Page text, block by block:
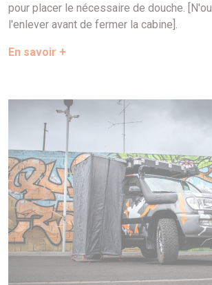
pour placer le nécessaire de douche.
l'enlever avant de fermer la cabine].
En savoir +